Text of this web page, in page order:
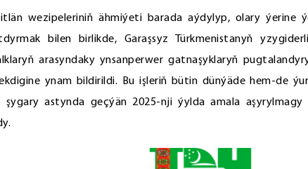
wezipeleriniň ähmiýeti barada aýdylyp, olary ýerine
bilen birlikde, Garaşsyz Türkmenistanyň
arasyndaky ynsanperwer gatnaşyklaryň
ynam bildirildi. Bu işleriň bütin dünýäde hem-de
şygary astynda geçýän 2025-nji ýylda amala aşyrylmagy